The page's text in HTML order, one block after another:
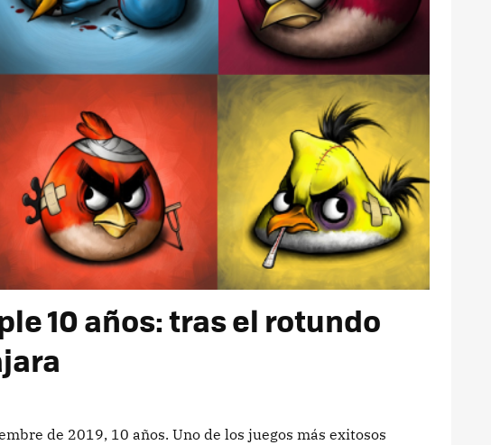
10 años: tras el rotundo
de 2019, 10 años. Uno de los juegos más exitosos